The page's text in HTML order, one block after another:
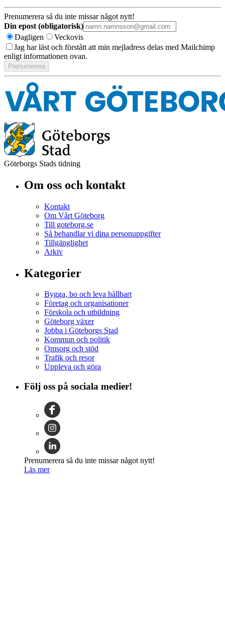
Prenumerera så du inte missar något nytt!
Din epost (obligatorisk)
Dagligen
Veckovis
Jag har läst och förstått att min mejladress delas med Mailchimp
enligt informationen ovan.
Göteborgs Stads tidning
Om oss och kontakt
Kontakt
Om Vårt Göteborg
Till goteborg.se
Så behandlar vi dina personuppgifter
Tillgänglighet
Arkiv
Kategorier
Bygga, bo och leva hållbart
Företag och organisationer
Förskola och utbildning
Göteborg växer
Jobba i Göteborgs Stad
Kommun och politik
Omsorg och stöd
Trafik och resor
Uppleva och göra
Följ oss på sociala medier!
Prenumerera så du inte missar något nytt!
Läs mer